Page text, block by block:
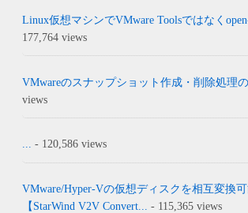
Linux仮想マシンでVMware Toolsではなく
177,764 views
VMwareのスナップショット作成・削除処理
views
... - 120,586 views
VMware/Hyper-Vの仮想ディスクを相互変換
【StarWind V2V Convert...
- 115,365 views